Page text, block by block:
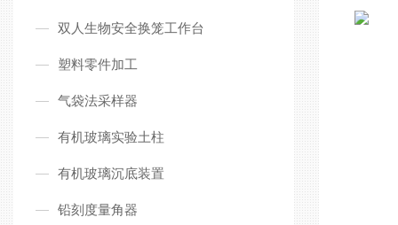
双人生物安全换笼工作台
塑料零件加工
气袋法采样器
有机玻璃实验土柱
有机玻璃沉底装置
铅刻度量角器